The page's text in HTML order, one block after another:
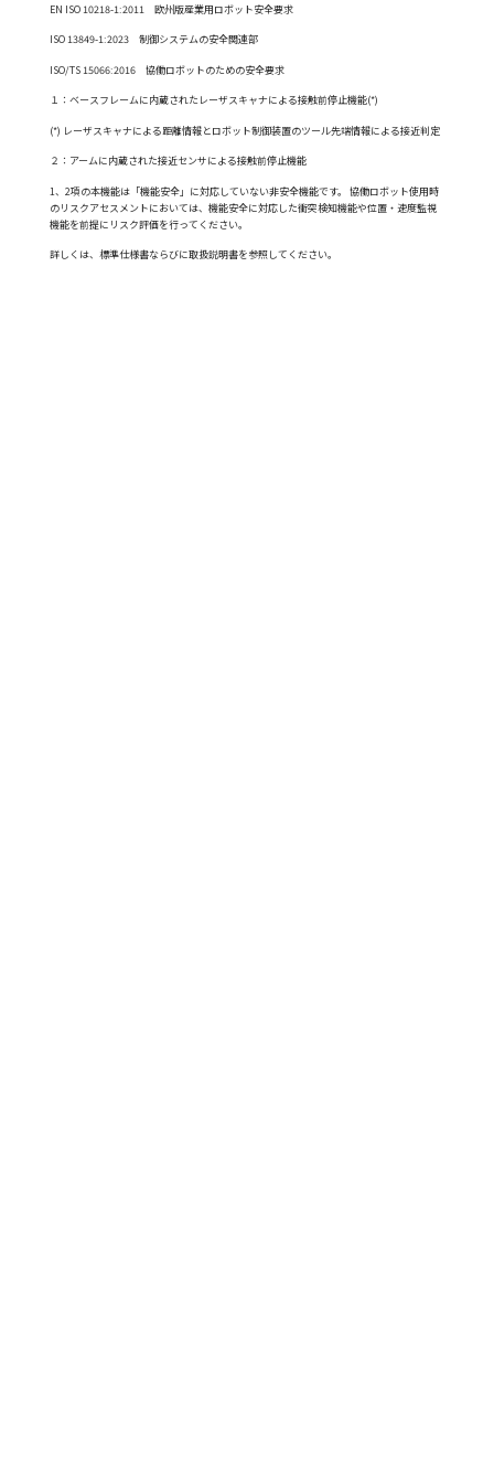
EN ISO 10218-1:2011 欧州版産業用ロボット安全要求
ISO 13849-1:2023 制御システムの安全関連部
ISO/TS 15066:2016 協働ロボットのための安全要求
１：ベースフレームに内蔵されたレーザスキャナによる接触前停止機能(*)
(*) レーザスキャナによる距離情報とロボット制御装置のツール先端情報による接近判定
２：アームに内蔵された接近センサによる接触前停止機能
1、2項の本機能は「機能安全」に対応していない非安全機能です。 協働ロボット使用時
のリスクアセスメントにおいては、機能安全に対応した衝突検知機能や位置・速度監視
機能を前提にリスク評価を行ってください。
詳しくは、標準仕様書ならびに取扱説明書を参照してください。